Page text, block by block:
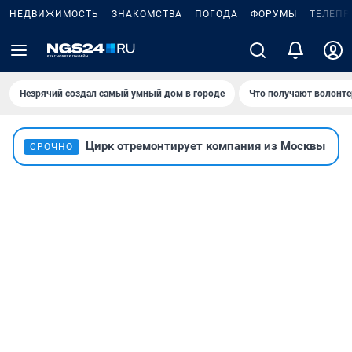
НЕДВИЖИМОСТЬ ЗНАКОМСТВА ПОГОДА ФОРУМЫ
Незрячий создал самый умный дом в городе Что получают
СРОЧНО Цирк отремонтирует компания из Москвы